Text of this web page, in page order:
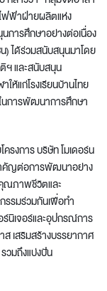
ฟฟ้าฝ่ายผลิตแห่ง
การศึกษาอย่างต่อเนื่อง
) ได้ร่วมสนับสนุนมาโดย
ฯ และสนับสนุน
ห้แก่โรงเรียนบ้านไทย
นการพัฒนาการศึกษา
รงการ บริษัท โมเดอร์น
คัญต่อการพัฒนาอย่าง
ณภาพชีวิตและ
รรมร่วมกันเพื่อทำ
ร์นิเจอร์และอุปกรณ์การ
เสริมสร้างบรรยากาศ
วมถึงแบ่งปัน